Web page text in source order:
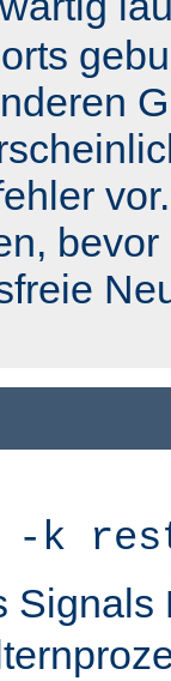
bevor
-k
Signals